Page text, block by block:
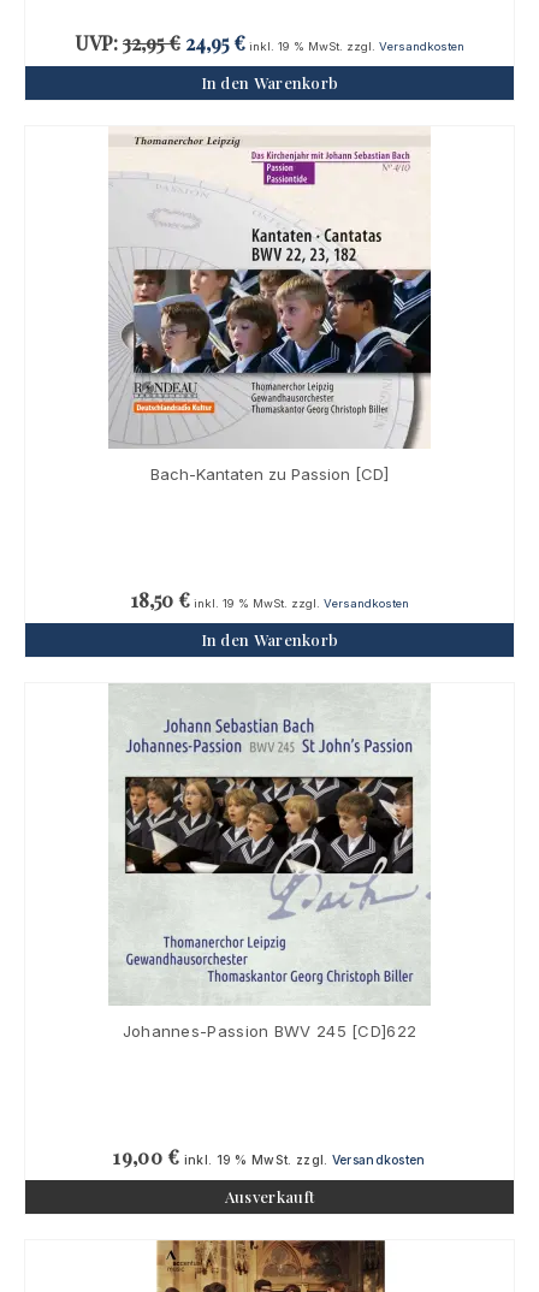
UVP:32,95€ Ursprünglicher
Preis
war:
24,95€Aktueller
Preis
ist:
inkl. 19 % MwSt. zzgl. Versandkosten
In den Warenkorb
Bach-Kantaten zu Passion [CD]
18,50 € inkl. 19 % MwSt. zzgl. Versandkosten
In den Warenkorb
Johannes-Passion BWV 245 [CD]622
19,00 € inkl. 19 % MwSt. zzgl. Versandkosten
Ausverkauft